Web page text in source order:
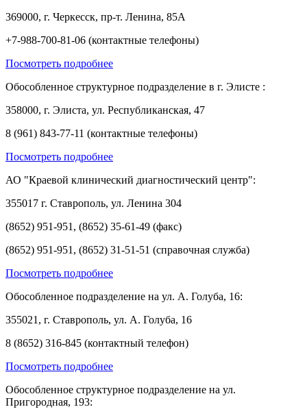
369000, г. Черкесск, пр-т. Ленина, 85А
+7-988-700-81-06 (контактные телефоны)
Посмотреть подробнее
Обособленное структурное подразделение в г. Элисте :
358000, г. Элиста, ул. Республиканская, 47
8 (961) 843-77-11 (контактные телефоны)
Посмотреть подробнее
АО "Краевой клинический диагностический центр":
355017 г. Ставрополь, ул. Ленина 304
(8652) 951-951, (8652) 35-61-49 (факс)
(8652) 951-951, (8652) 31-51-51 (справочная служба)
Посмотреть подробнее
Обособленное подразделение на ул. А. Голуба, 16:
355021, г. Ставрополь, ул. А. Голуба, 16
8 (8652) 316-845 (контактный телефон)
Посмотреть подробнее
Обособленное структурное подразделение на ул.
Пригородная, 193: